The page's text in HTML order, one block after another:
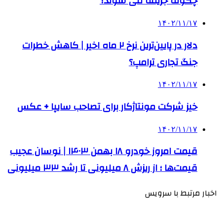
۱۴۰۲/۱۱/۱۷
دلار در پایین‌ترین نرخ ۲ ماه اخیر | کاهش خطرات
جنگ تجاری ترامپ؟
۱۴۰۲/۱۱/۱۷
خیز شرکت مونتاژکار برای تصاحب سایپا + عکس
۱۴۰۲/۱۱/۱۷
قیمت امروز خودرو ۱۸ بهمن ۱۴۰۳ | نوسان عجیب
قیمت‌ها ؛ از ریزش ۸ میلیونی تا رشد ۳۳ میلیونی
اخبار مرتبط با سرویس